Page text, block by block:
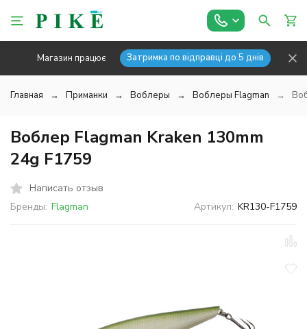
Магазин працює Затримка по відправці до 5 днів
Главная Приманки Воблеры Воблеры Flagman
Воблер Flagman Kraken 130mm
24g F1759
Написать отзыв
Бренды: Flagman Артикул: KR130-F1759